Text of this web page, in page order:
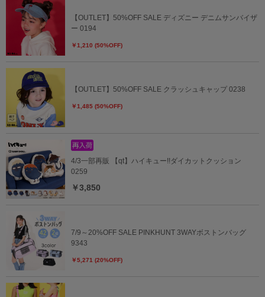
【OUTLET】50%OFF SALE ディズニー デニムサンバイザ
ー 0194
￥1,210 (50%OFF)
【OUTLET】50%OFF SALE クラッシュキャップ 0238
￥1,485 (50%OFF)
4/3一部再販 【qt】ハイキュー!!ダイカットクッション
0259
￥3,850
7/9～20%OFF SALE PINKHUNT 3WAYボストンバッグ
9343
￥5,271 (20%OFF)